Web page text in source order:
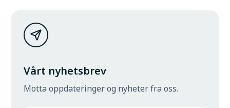
Vårt nyhetsbrev
Motta oppdateringer og nyheter fra oss.